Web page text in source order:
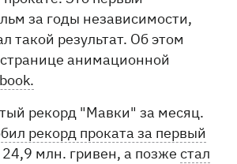
за годы независимости,
такой результат. Об этом
анимационной
рекорд "Мавки" за месяц.
рекорд проката за первый
24,9 млн. гривен, а позжестал